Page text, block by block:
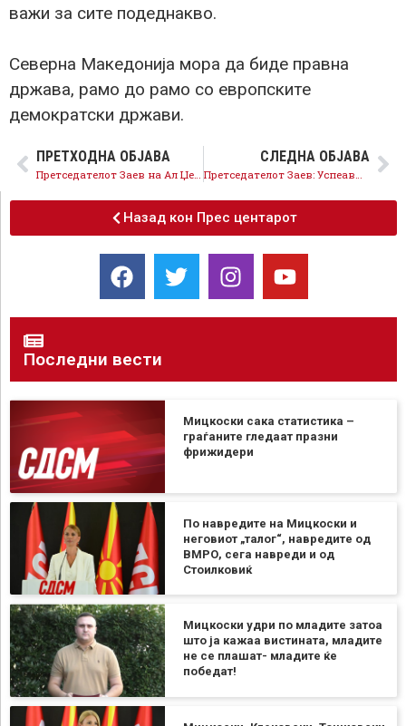
важи за сите подеднакво.
Северна Македонија мора да биде правна
држава, рамо до рамо со европските
демократски држави.
ПРЕТХОДНА ОБЈАВА
Претседателот Заев на Ал Џезеира: Кога опозицијата зема право тогаш презема и одговорност, а тоа е обезбедување на фер, демократски избори
СЛЕДНА ОБЈАВА
Претседателот Заев: Успеавме, доаѓа правда и силна правна држава, ја обезбедивме европската иднина на земјата!
Назад кон Прес центарот
Последни вести
Мицкоски сака статистика –
граѓаните гледаат празни
фрижидери
По навредите на Мицкоски и
неговиот „талог“, навредите од
ВМРО, сега навреди и од
Стоилковиќ
Мицкоски удри по младите затоа
што ја кажаа вистината, младите
не се плашат- младите ќе
победат!